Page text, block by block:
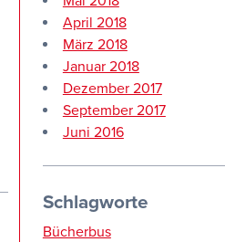
April 2018
März 2018
Januar 2018
Dezember 2017
September 2017
Juni 2016
Schlagworte
Bücherbus